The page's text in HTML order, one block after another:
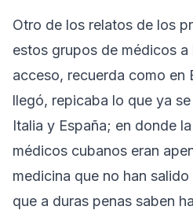
Otro de los relatos de los
estos grupos de médicos
acceso, recuerda como en
llegó, repicaba lo que ya
Italia y España; en donde
médicos cubanos eran
medicina que no han
que a duras penas saben